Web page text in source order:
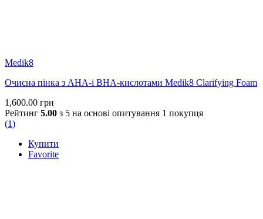
Medik8
Очисна пінка з AHA-і BHA-кислотами Medik8 Clarifying Foam
1,600.00 грн
Рейтинг 5.00 з 5 на основі опитування 1 покупця
(1)
Купити
Favorite